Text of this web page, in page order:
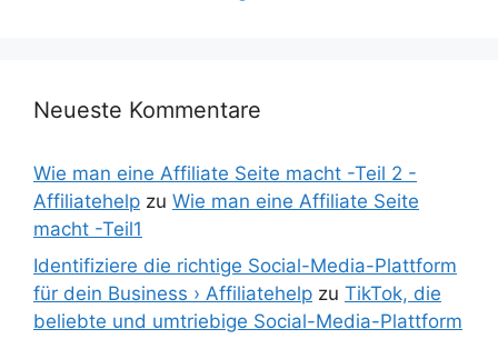
Neueste Kommentare
Wie man eine Affiliate Seite macht -Teil 2 -
Affiliatehelp zu Wie man eine Affiliate Seite
macht -Teil1
Identifiziere die richtige Social-Media-Plattform
für dein Business › Affiliatehelp zu TikTok, die
beliebte und umtriebige Social-Media-Plattform